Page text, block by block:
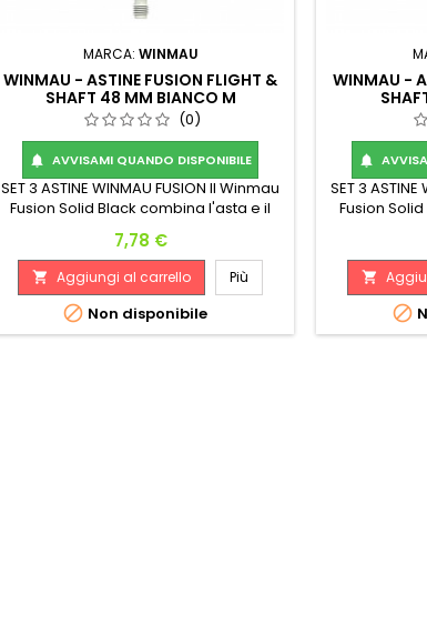
MARCA: WINMAU
WINMAU - ASTINE FUSION FLIGHT &
SHAFT 48 MM BIANCO M
(0)
 AVVISAMI QUANDO DISPONIBILE
SET 3 ASTINE WINMAU FUSION Il Winmau
Fusion Solid Black combina l'asta e il
volo delle freccette in un pratico
accessorio per la parte posteriore
dell'astina. In questo modo non
perderai mai le alette mentre giochi e
la tua freccetta avrà una forma
ottimizzata per un lancio più preciso.
Prezzo
7,78 €
 Aggiungi al carrello Più
 Non disponibile
WINMAU -

SET 3
Fusion
volo
perderai
la tua
ottimizzata

